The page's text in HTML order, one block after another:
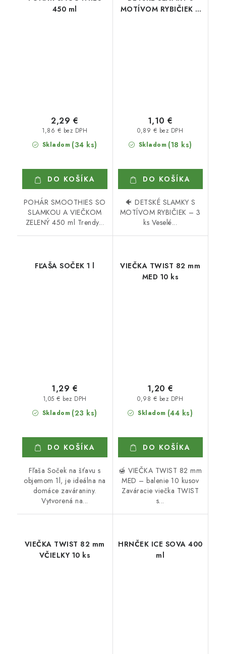
450 ml
Skladom (34 ks)
1,86 € bez DPH
2,29 €
DO KOŠÍKA
POHÁR SMOOTHIES SO
SLAMKOU A VIEČKOM
ZELENÝ 450 ml Trendy...
MOTÍVOM RYBIČIEK 3
Skladom (18 ks)
0,89 € bez DPH
1,10 €
DO KOŠÍKA
🐠 DETSKÉ SLAMKY S
MOTÍVOM RYBIČIEK – 3
ks Veselé...
FĽAŠA SOČEK 1 l
Skladom (23 ks)
1,05 € bez DPH
1,29 €
DO KOŠÍKA
Fľaša Soček na šťavu s
objemom 1l, je ideálna na
domáce zaváraniny.
Vytvorená na...
VIEČKA TWIST 82 mm
MED 10 ks
Skladom (44 ks)
0,98 € bez DPH
1,20 €
DO KOŠÍKA
🍯 VIEČKA TWIST 82 mm
MED – balenie 10 kusov
Zaváracie viečka TWIST
s...
VIEČKA TWIST 82 mm
VČIELKY 10 ks
HRNČEK ICE SOVA 400
ml